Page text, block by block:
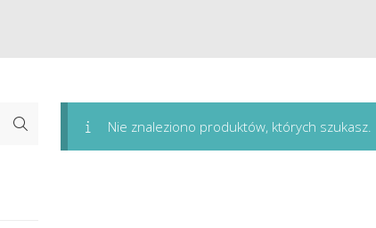
Nie znaleziono produktów, których szukasz.